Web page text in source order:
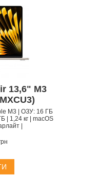
13,6" M3
M3 | ОЗУ: 16 ГБ
| 1,24 кг | macOS
|